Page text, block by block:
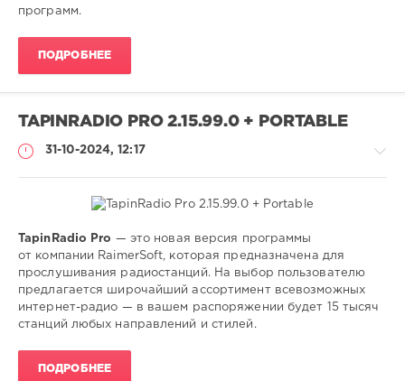
программ.
ПОДРОБНЕЕ
TAPINRADIO PRO 2.15.99.0 + PORTABLE
31-10-2024, 12:17
SamDel
202
0
интернет,
TapinRadio Pro — это новая версия программы
от компании RaimerSoft, которая предназначена для
прослушивания радиостанций. На выбор пользователю
предлагается широчайший ассортимент всевозможных
интернет-радио — в вашем распоряжении будет 15 тысяч
станций любых направлений и стилей.
ПОДРОБНЕЕ